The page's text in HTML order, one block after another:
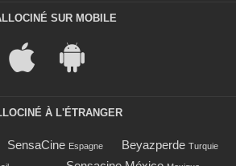
SUR MOBILE
À L'ÉTRANGER
SensaCine Espagne Beyazperde Turquie